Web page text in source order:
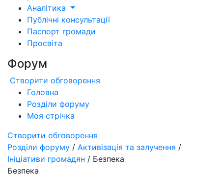
Аналітика
Публічні консультації
Паспорт громади
Просвіта
Форум
Створити обговорення
Головна
Розділи форуму
Моя стрічка
Створити обговорення
Розділи форуму / Активізація та залучення /
Ініціативи громадян / Безпека
Безпека